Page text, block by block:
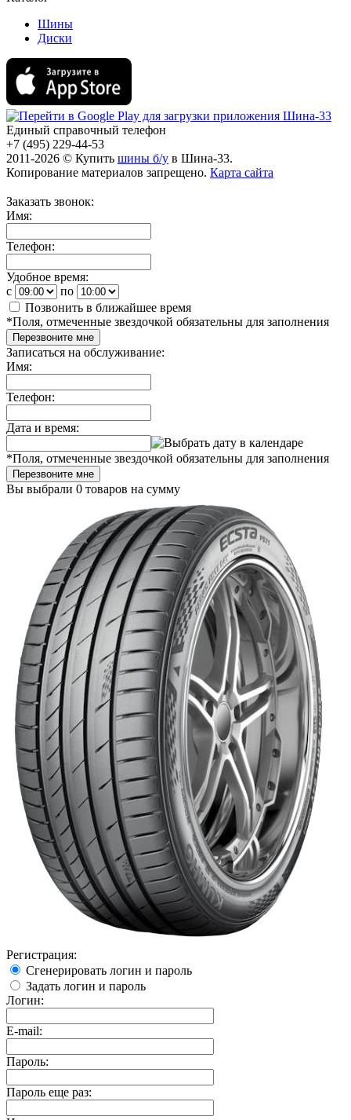
Шины
Диски
Единый справочный телефон
+7 (495) 229-44-53
2011-2026 © Купить шины б/у в Шина-33.
Копирование материалов запрещено. Карта сайта
Заказать звонок:
Имя:
Телефон:
Удобное время:
c
по
Позвонить в ближайшее время
*Поля, отмеченные звездочкой обязательны для заполнения
Перезвоните мне
Записаться на обслуживание:
Имя:
Телефон:
Дата и время:
*Поля, отмеченные звездочкой обязательны для заполнения
Перезвоните мне
Вы выбрали 0 товаров на сумму
Регистрация:
Сгенерировать логин и пароль
Задать логин и пароль
Логин:
E-mail:
Пароль:
Пароль еще раз: